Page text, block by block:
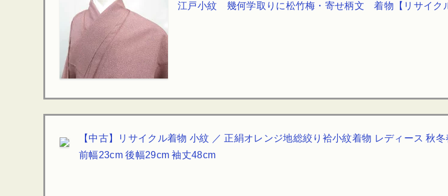
江戸小紋 幾何学取りに松竹梅・寄せ柄文 着物【リサイク
【中古】リサイクル着物 小紋 ／ 正絹オレンジ地総絞り袷小紋着物 レディース 秋
前幅23cm 後幅29cm 袖丈48cm